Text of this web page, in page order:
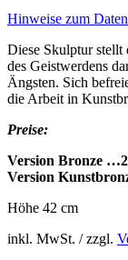
Hinweise zum
Diese Skulptur stellt
des Geistwerdens
Ängsten. Sich
die Arbeit in
Preise:
Version Bronze
Version
Höhe 42 cm
inkl. MwSt. / zzgl.